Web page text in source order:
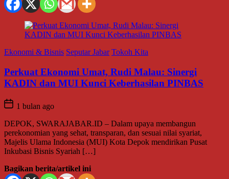
Ekonomi & Bisnis Seputar Jabar Tokoh Kita
Perkuat Ekonomi Umat, Rudi Malau: Sinergi
KADIN dan MUI Kunci Keberhasilan PINBAS
1 bulan ago
DEPOK, SWARAJABAR.ID – Dalam upaya membangun
perekonomian yang sehat, transparan, dan sesuai nilai syariat,
Majelis Ulama Indonesia (MUI) Kota Depok mendirikan Pusat
Inkubasi Bisnis Syariah […]
Bagikan berita/artikel ini